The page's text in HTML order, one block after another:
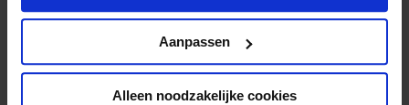
Aanpassen
Alleen noodzakelijke cookies
REIZEN MET KONING AAP
Duurzaam toerisme
Vacatures
Veelgestelde vragen